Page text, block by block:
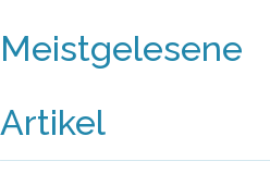
Meistgelesene
Artikel